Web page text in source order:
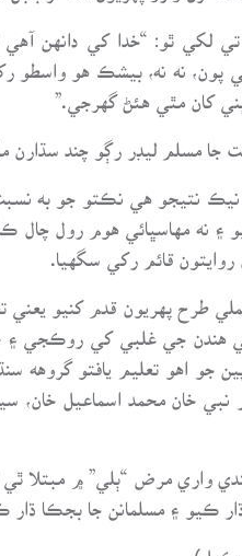
پنهنجي ڪتاب “جام -جم” جي صفحي 56 تي
پون، نه نه، بيشڪ هو واسطو
کان مٿي هئڻ گهرجي.”
جا مسلم ليڊر رڳو چند
نتيجو هي نڪتو جو به نسبت
۽ نه مهاسڀائي هوم رول چال
روايتون قائم رکي سگهيا.
طرح پهريون قدم کنيو يعني
آڻي هندن جي غلبي کي روڪجي
اهو تعليم يافتو گروهه
نبي خان محمد اسماعيل
ڪيو ۽ مسلمانن جا بجڪا